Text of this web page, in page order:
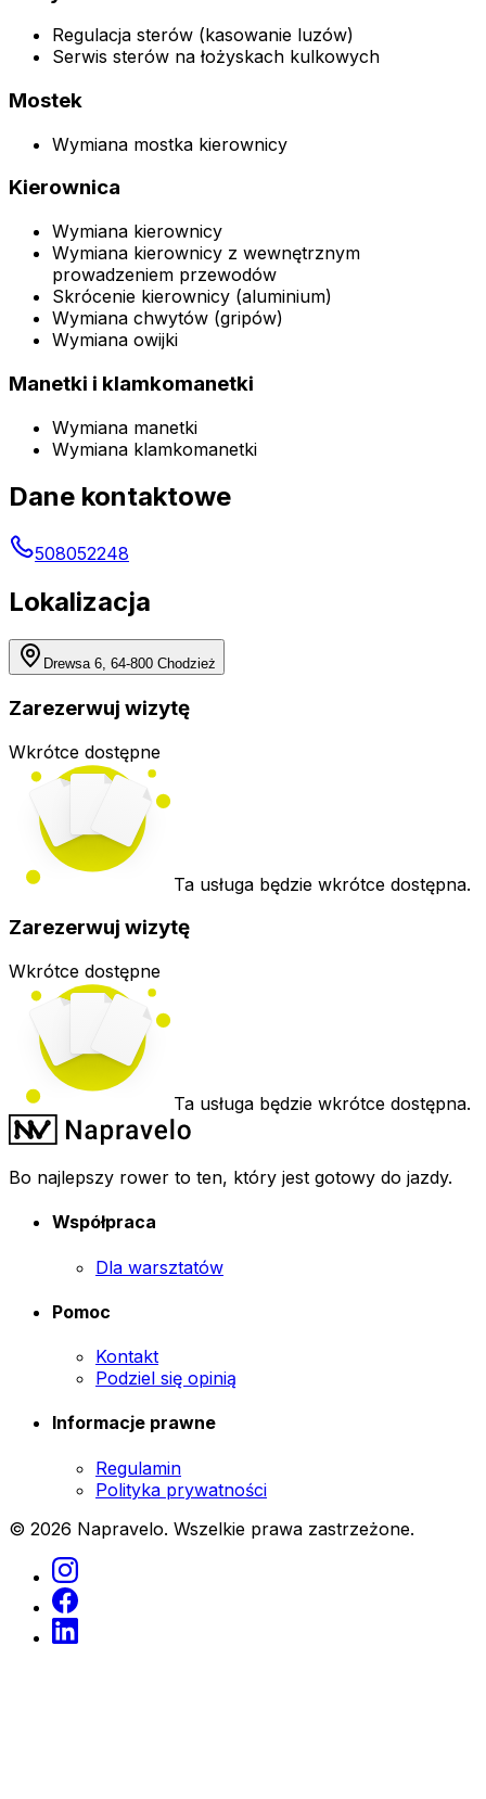
Regulacja sterów (kasowanie luzów)
Serwis sterów na łożyskach kulkowych
Mostek
Wymiana mostka kierownicy
Kierownica
Wymiana kierownicy
Wymiana kierownicy z wewnętrznym
prowadzeniem przewodów
Skrócenie kierownicy (aluminium)
Wymiana chwytów (gripów)
Wymiana owijki
Manetki i klamkomanetki
Wymiana manetki
Wymiana klamkomanetki
Dane kontaktowe
508052248
Lokalizacja
Drewsa 6, 64-800 Chodzież
Zarezerwuj wizytę
Wkrótce dostępne
Ta usługa będzie wkrótce dostępna.
Zarezerwuj wizytę
Wkrótce dostępne
Ta usługa będzie wkrótce dostępna.
Bo najlepszy rower to ten, który jest gotowy do jazdy.
Współpraca
Dla warsztatów
Pomoc
Kontakt
Podziel się opinią
Informacje prawne
Regulamin
Polityka prywatności
© 2026 Napravelo. Wszelkie prawa zastrzeżone.